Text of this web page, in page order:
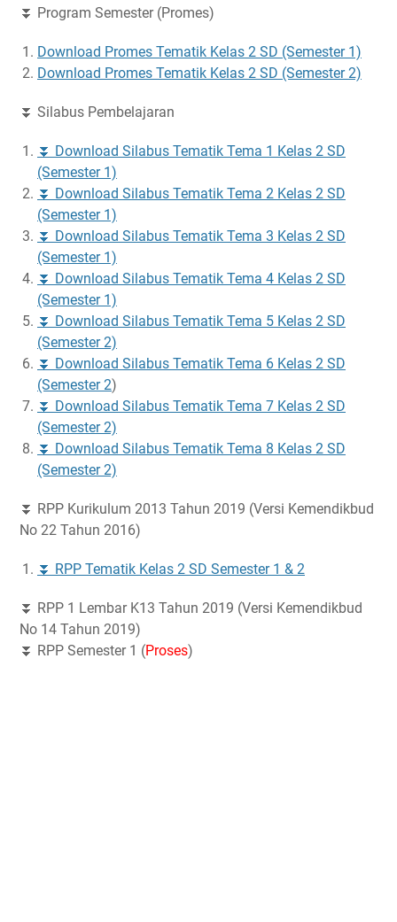
⏬ Program Semester (Promes)
Download Promes Tematik Kelas 2 SD (Semester 1)
Download Promes Tematik Kelas 2 SD (Semester 2)
⏬ Silabus Pembelajaran
⏬ Download Silabus Tematik Tema 1 Kelas 2 SD
(Semester 1)
⏬ Download Silabus Tematik Tema 2 Kelas 2 SD
(Semester 1)
⏬ Download Silabus Tematik Tema 3 Kelas 2 SD
(Semester 1)
⏬ Download Silabus Tematik Tema 4 Kelas 2 SD
(Semester 1)
⏬ Download Silabus Tematik Tema 5 Kelas 2 SD
(Semester 2)
⏬ Download Silabus Tematik Tema 6 Kelas 2 SD
(Semester 2)
⏬ Download Silabus Tematik Tema 7 Kelas 2 SD
(Semester 2)
⏬ Download Silabus Tematik Tema 8 Kelas 2 SD
(Semester 2)
⏬ RPP Kurikulum 2013 Tahun 2019 (Versi Kemendikbud
No 22 Tahun 2016)
⏬ RPP Tematik Kelas 2 SD Semester 1 & 2
⏬ RPP 1 Lembar K13 Tahun 2019 (Versi Kemendikbud
No 14 Tahun 2019)
⏬ RPP Semester 1 (Proses)